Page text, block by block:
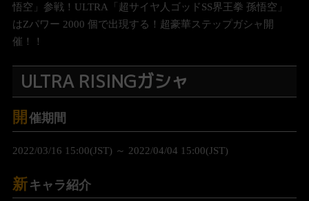
悟空」参戦！ULTRA「超サイヤ人ゴッドSS界王拳 孫悟空」
はZパワー 2000 個で出現する！超豪華ステップガシャ開
催！！
ULTRA RISINGガシャ
開 催期間
2022/03/16 15:00(JST) ～ 2022/04/04 15:00(JST)
新 キャラ紹介